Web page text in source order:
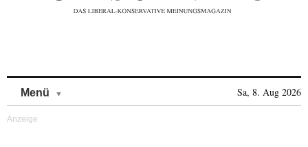
Menü Sa, 8. Aug 2026